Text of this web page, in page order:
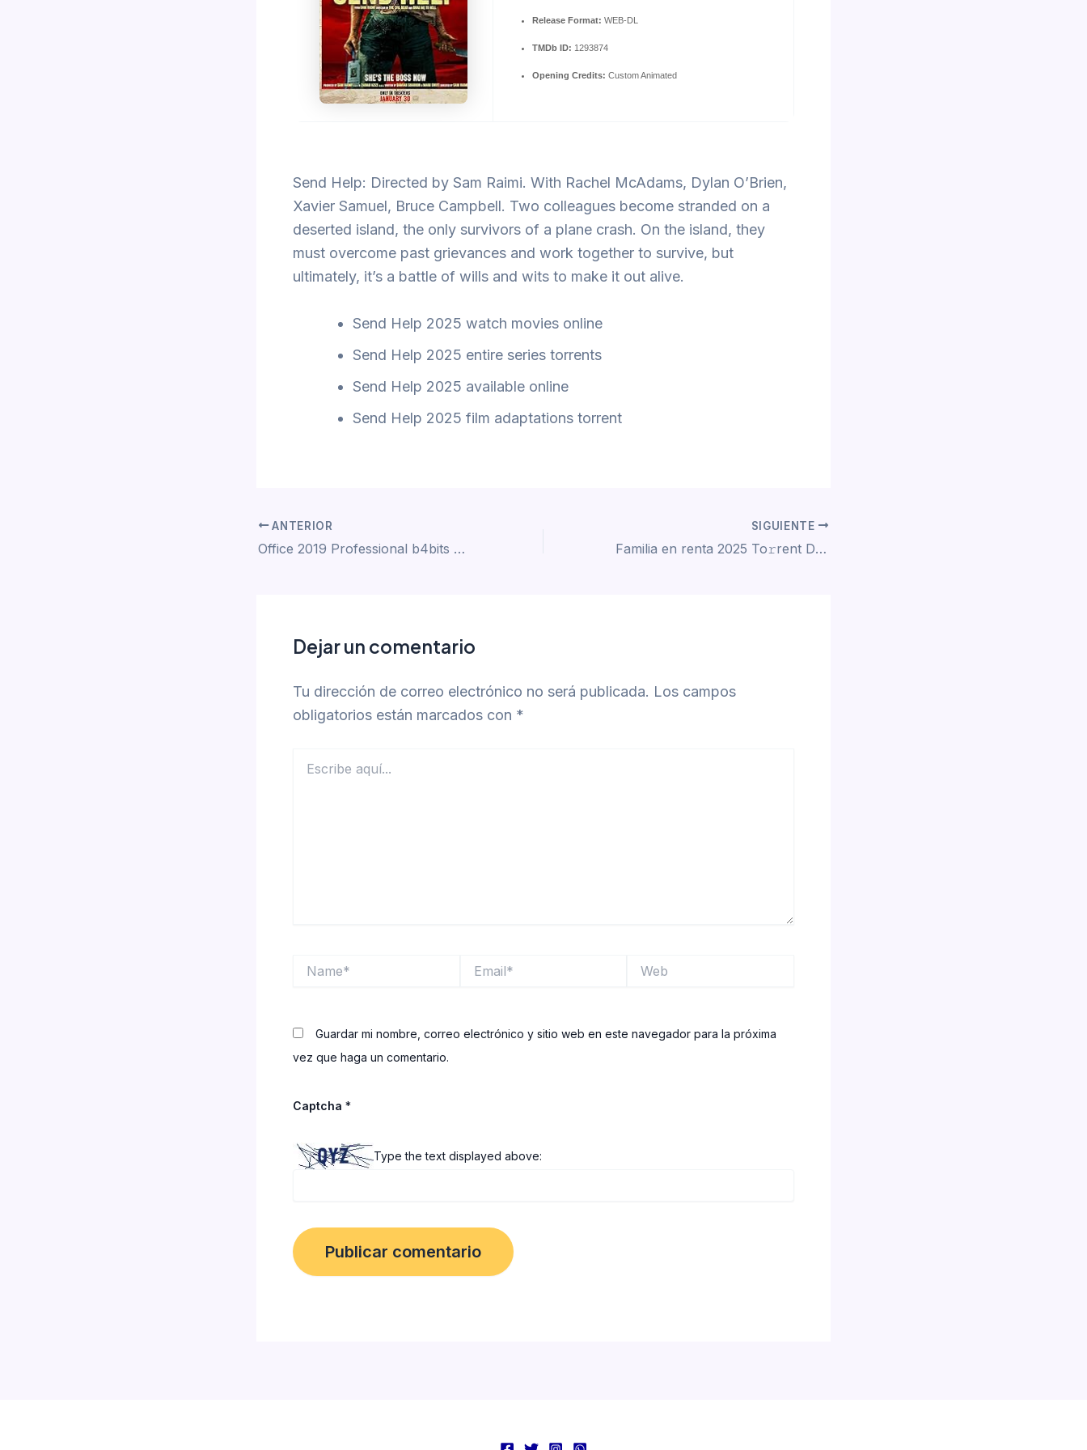
Release Format: WEB-DL
TMDb ID: 1293874
Opening Credits: Custom Animated
Send Help: Directed by Sam Raimi. With Rachel McAdams, Dylan O’Brien,
Xavier Samuel, Bruce Campbell. Two colleagues become stranded on a
deserted island, the only survivors of a plane crash. On the island, they
must overcome past grievances and work together to survive, but
ultimately, it’s a battle of wills and wits to make it out alive.
Send Help 2025 watch movies online
Send Help 2025 entire series torrents
Send Help 2025 available online
Send Help 2025 film adaptations torrent
ANTERIOR
Office 2019 Professional b4bits Officially Activated from Microsoft Clean No Hardware Checks {RARBG} To𝚛rent Dow𝚗l𝚘ad
SIGUIENTE
Familia en renta 2025 To𝚛rent Dow𝚗l𝚘ad
Dejar un comentario
Tu dirección de correo electrónico no será publicada. Los campos
obligatorios están marcados con *
aquí...
Guardar mi nombre, correo electrónico y sitio web en este navegador para la próxima
vez que haga un comentario.
Captcha *
Type the text displayed above: